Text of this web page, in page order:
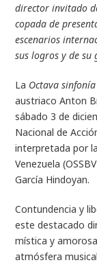
director invitado
copada de
escenarios
sus logros y de su
La Octava
austriaco Anton
sábado 3 de
Nacional de
interpretada por
Venezuela
García Hindoyan.
Contundencia y
este destacado
mística y
atmósfera